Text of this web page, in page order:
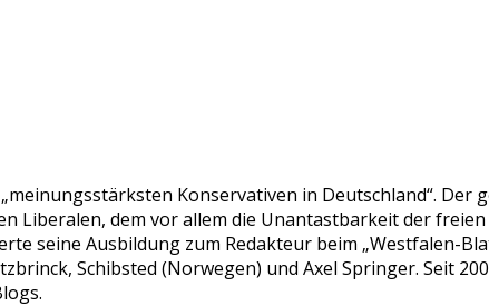
Konservativen in Deutschland“.
Liberalen, dem vor allem die Unantastbarkeit der
seine Ausbildung zum Redakteur beim „Westfalen-
Schibsted (Norwegen) und Axel Springer. Seit